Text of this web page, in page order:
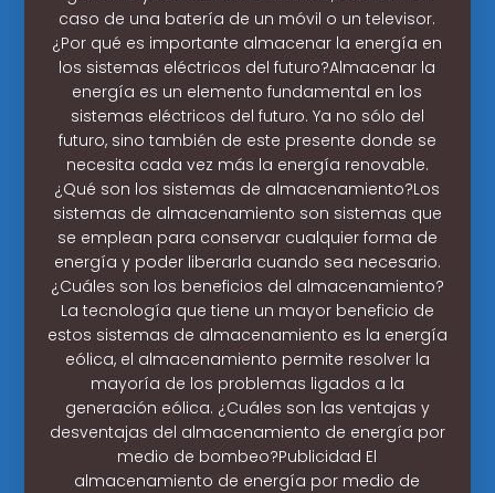
caso de una batería de un móvil o un televisor.
¿Por qué es importante almacenar la energía en
los sistemas eléctricos del futuro?Almacenar la
energía es un elemento fundamental en los
sistemas eléctricos del futuro. Ya no sólo del
futuro, sino también de este presente donde se
necesita cada vez más la energía renovable.
¿Qué son los sistemas de almacenamiento?Los
sistemas de almacenamiento son sistemas que
se emplean para conservar cualquier forma de
energía y poder liberarla cuando sea necesario.
¿Cuáles son los beneficios del almacenamiento?
La tecnología que tiene un mayor beneficio de
estos sistemas de almacenamiento es la energía
eólica, el almacenamiento permite resolver la
mayoría de los problemas ligados a la
generación eólica. ¿Cuáles son las ventajas y
desventajas del almacenamiento de energía por
medio de bombeo?Publicidad El
almacenamiento de energía por medio de